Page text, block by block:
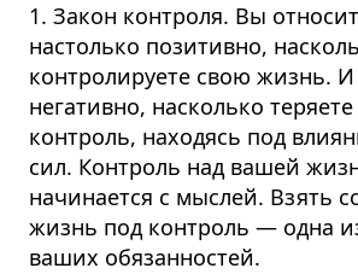
1. Закон контроля. Вы
настолько позитивно,
контролируете свою жизнь. И
негативно, насколько
контроль, находясь под
сил. Контроль над вашей
начинается с мыслей. Взять
жизнь под контроль — одна
ваших обязанностей.